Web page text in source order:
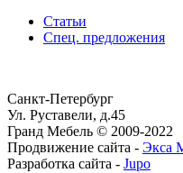
Статьи
Спец. предложения
Санкт-Петербург
Ул. Руставели, д.45
Гранд Мебель © 2009-2022
Продвижение сайта - Экса
Разработка сайта - Jupo